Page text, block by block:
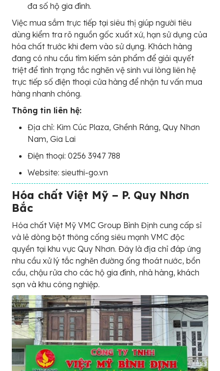
đa số hộ gia đình.
Việc mua sắm trực tiếp tại siêu thị giúp người tiêu
dùng kiểm tra rõ nguồn gốc xuất xứ, hạn sử dụng của
hóa chất trước khi đem vào sử dụng. Khách hàng
đang có nhu cầu tìm kiếm sản phẩm để giải quyết
triệt để tình trạng tắc nghẽn vệ sinh vui lòng liên hệ
trực tiếp số điện thoại cửa hàng để nhận tư vấn mua
hàng nhanh chóng.
Thông tin liên hệ:
Địa chỉ: Kim Cúc Plaza, Ghềnh Ráng, Quy Nhơn
Nam, Gia Lai
Điện thoại: 0256 3947 788
Website: sieuthi-go.vn
Hóa chất Việt Mỹ – P. Quy Nhơn
Bắc
Hóa chất Việt Mỹ VMC Group Bình Định cung cấp sỉ
và lẻ dòng bột thông cống siêu mạnh VMC độc
quyền tại khu vực Quy Nhơn. Đây là địa chỉ đáp ứng
nhu cầu xử lý tắc nghẽn đường ống thoát nước, bồn
cầu, chậu rửa cho các hộ gia đình, nhà hàng, khách
sạn và khu công nghiệp.